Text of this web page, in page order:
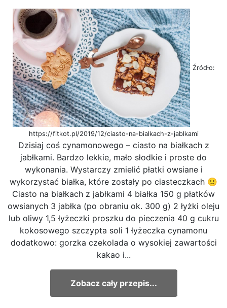
Źródło:
https://fitkot.pl/2019/12/ciasto-na-bialkach-z-jablkami
Dzisiaj coś cynamonowego – ciasto na białkach z
jabłkami. Bardzo lekkie, mało słodkie i proste do
wykonania. Wystarczy zmielić płatki owsiane i
wykorzystać białka, które zostały po ciasteczkach 🙂
Ciasto na białkach z jabłkami 4 białka 150 g płatków
owsianych 3 jabłka (po obraniu ok. 300 g) 2 łyżki oleju
lub oliwy 1,5 łyżeczki proszku do pieczenia 40 g cukru
kokosowego szczypta soli 1 łyżeczka cynamonu
dodatkowo: gorzka czekolada o wysokiej zawartości
kakao i...
Zobacz cały przepis...